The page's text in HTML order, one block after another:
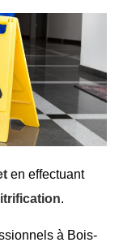
en effectuant
.
à Bois-